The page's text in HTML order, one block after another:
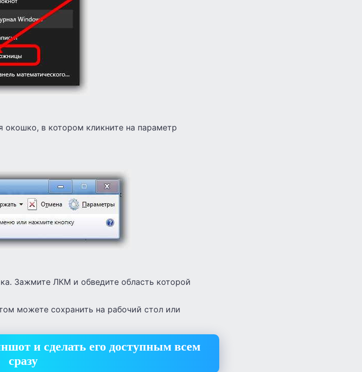
в котором кликните на параметр
Зажмите ЛКМ и обведите область которой
можете сохранить на рабочий стол или
и сделать его доступным всем
сразу